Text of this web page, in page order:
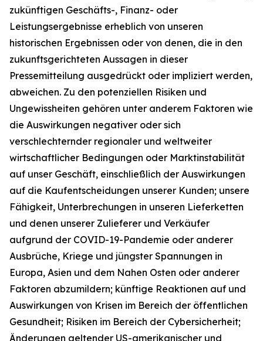
zukünftigen Geschäfts-, Finanz- oder
Leistungsergebnisse erheblich von unseren
historischen Ergebnissen oder von denen, die in den
zukunftsgerichteten Aussagen in dieser
Pressemitteilung ausgedrückt oder impliziert werden,
abweichen. Zu den potenziellen Risiken und
Ungewissheiten gehören unter anderem Faktoren wie
die Auswirkungen negativer oder sich
verschlechternder regionaler und weltweiter
wirtschaftlicher Bedingungen oder Marktinstabilität
auf unser Geschäft, einschließlich der Auswirkungen
auf die Kaufentscheidungen unserer Kunden; unsere
Fähigkeit, Unterbrechungen in unseren Lieferketten
und denen unserer Zulieferer und Verkäufer
aufgrund der COVID-19-Pandemie oder anderer
Ausbrüche, Kriege und jüngster Spannungen in
Europa, Asien und dem Nahen Osten oder anderer
Faktoren abzumildern; künftige Reaktionen auf und
Auswirkungen von Krisen im Bereich der öffentlichen
Gesundheit; Risiken im Bereich der Cybersicherheit;
Änderungen geltender US-amerikanischer und